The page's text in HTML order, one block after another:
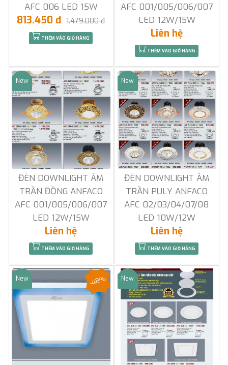
AFC 006 LED 15W
813.450 đ 1.479.000 đ
THÊM VÀO GIỎ HÀNG
AFC 001/005/006/007
LED 12W/15W
Liên hệ
THÊM VÀO GIỎ HÀNG
Sale
New
ĐÈN DOWNLIGHT ÂM
TRẦN ĐỒNG ANFACO
AFC 001/005/006/007
LED 12W/15W
Liên hệ
THÊM VÀO GIỎ HÀNG
Sale
New
ĐÈN DOWNLIGHT ÂM
TRẦN PULY ANFACO
AFC 02/03/04/07/08
LED 10W/12W
Liên hệ
THÊM VÀO GIỎ HÀNG
Sale
New -48% Sale
New